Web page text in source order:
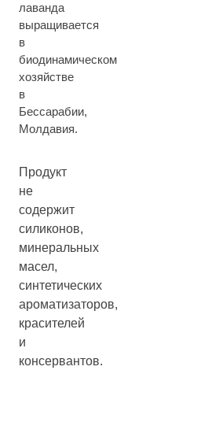
лаванда
выращивается
в
биодинамическом
хозяйстве
в
Бессарабии,
Молдавия.
Продукт
не
содержит
силиконов,
минеральных
масел,
синтетических
ароматизаторов,
красителей
и
консервантов.